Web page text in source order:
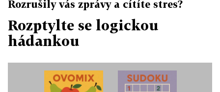
Rozrušily vás zprávy a cítíte stres?
Rozptylte se logickou
hádankou